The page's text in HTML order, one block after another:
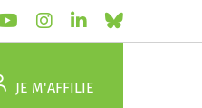
JE M'AFFILIE